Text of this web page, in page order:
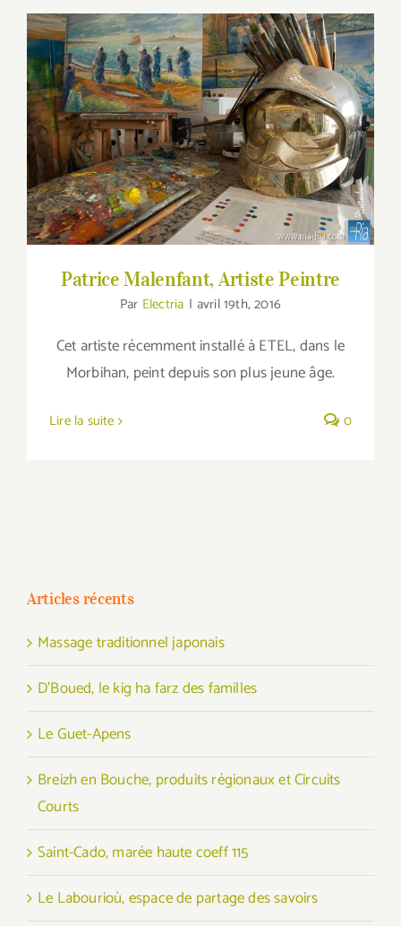
Patrice Malenfant, Artiste Peintre
Patrice Malenfant, Artiste Peintre
Par Electria | avril 19th, 2016
Cet artiste récemment installé à ETEL, dans le
Morbihan, peint depuis son plus jeune âge.
Lire la suite 0
Articles récents
Massage traditionnel japonais
D’Boued, le kig ha farz des familles
Le Guet-Apens
Breizh en Bouche, produits régionaux et Circuits
Courts
Saint-Cado, marée haute coeff 115
Le Labourioù, espace de partage des savoirs